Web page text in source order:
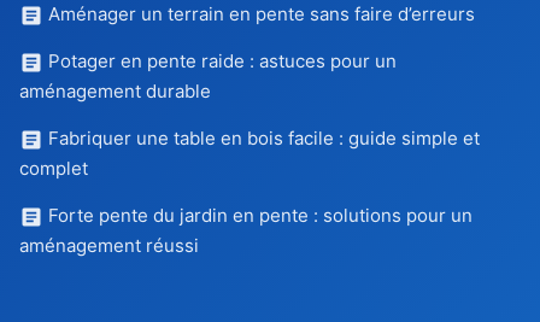
Aménager un terrain en pente sans faire d’erreurs
Potager en pente raide : astuces pour un
aménagement durable
Fabriquer une table en bois facile : guide simple et
complet
Forte pente du jardin en pente : solutions pour un
aménagement réussi